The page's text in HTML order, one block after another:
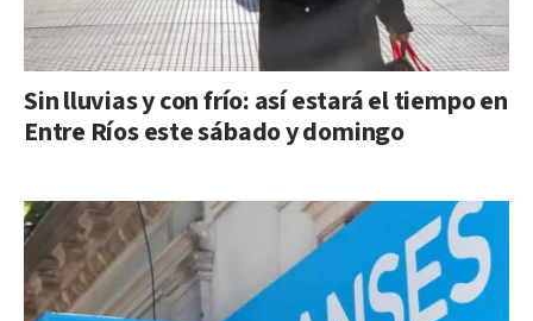
Sin lluvias y con frío: así estará el tiempo en
Entre Ríos este sábado y domingo